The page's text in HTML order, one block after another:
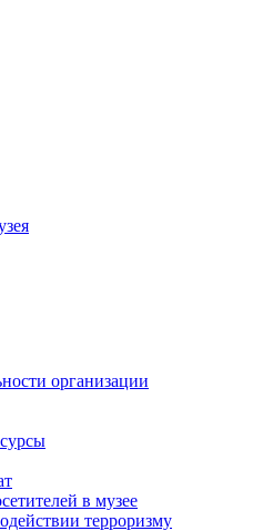
организации
в музее
терроризму